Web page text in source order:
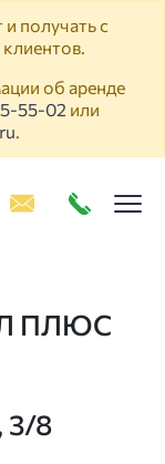
получать с
об аренде
55-02 или
.
ПЛЮС
3/8